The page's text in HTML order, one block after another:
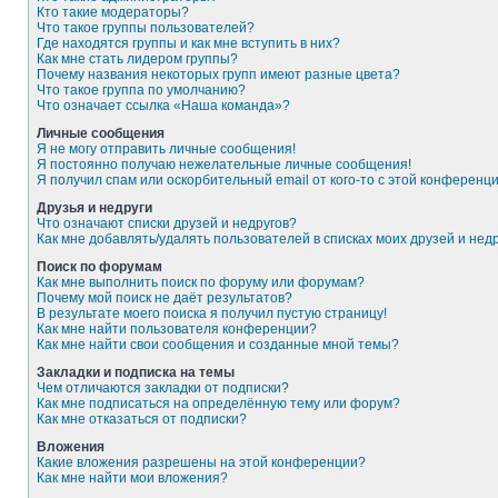
Кто такие модераторы?
Что такое группы пользователей?
Где находятся группы и как мне вступить в них?
Как мне стать лидером группы?
Почему названия некоторых групп имеют разные цвета?
Что такое группа по умолчанию?
Что означает ссылка «Наша команда»?
Личные сообщения
Я не могу отправить личные сообщения!
Я постоянно получаю нежелательные личные сообщения!
Я получил спам или оскорбительный email от кого-то с этой
Друзья и недруги
Что означают списки друзей и недругов?
Как мне добавлять/удалять пользователей в списках моих друзей и
Поиск по форумам
Как мне выполнить поиск по форуму или форумам?
Почему мой поиск не даёт результатов?
В результате моего поиска я получил пустую страницу!
Как мне найти пользователя конференции?
Как мне найти свои сообщения и созданные мной темы?
Закладки и подписка на темы
Чем отличаются закладки от подписки?
Как мне подписаться на определённую тему или форум?
Как мне отказаться от подписки?
Вложения
Какие вложения разрешены на этой конференции?
Как мне найти мои вложения?